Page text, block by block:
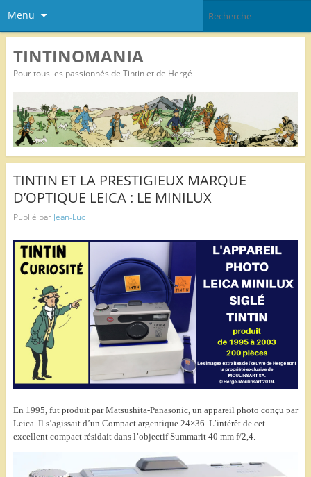
Menu
TINTINOMANIA
Pour tous les passionnés de Tintin et de Hergé
TINTIN ET LA PRESTIGIEUX MARQUE
D’OPTIQUE LEICA : LE MINILUX
Publié par Jean-Luc
En 1995, fut produit par Matsushita-Panasonic, un appareil photo conçu par
Leica. Il s’agissait d’un Compact argentique 24×36. L’intérêt de cet
excellent compact résidait dans l’objectif Summarit 40 mm f/2,4.